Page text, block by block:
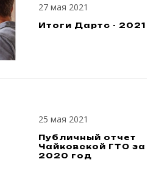
27 мая 2021
Итоги Дартс - 2021
25 мая 2021
Публичный отчет
Чайковской ГТО за
2020 год